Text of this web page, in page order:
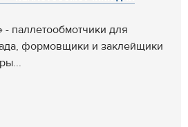
паллетообмотчики для
формовщики и заклейщики